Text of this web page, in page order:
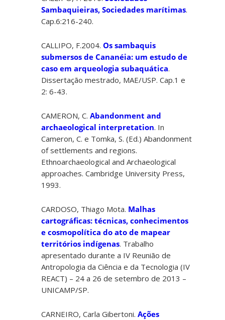
Sambaquieiras, Sociedades marítimas.
Cap.6:216-240.
CALLIPO, F.2004.Os sambaquis
submersos de Cananéia: um estudo de
caso em arqueologia subaquática.
Dissertação mestrado, MAE/USP. Cap.1 e
2: 6-43.
CAMERON, C.Abandonment and
archaeological interpretation. In
Cameron, C. e Tomka, S. (Ed.) Abandonment
of settlements and regions.
Ethnoarchaeological and Archaeological
approaches. Cambridge University Press,
1993.
CARDOSO, Thiago Mota. Malhas
cartográficas: técnicas, conhecimentos
e cosmopolítica do ato de mapear
territórios indígenas. Trabalho
apresentado durante a IV Reunião de
Antropologia da Ciência e da Tecnologia (IV
REACT) – 24 a 26 de setembro de 2013 –
UNICAMP/SP.
CARNEIRO, Carla Gibertoni.Ações